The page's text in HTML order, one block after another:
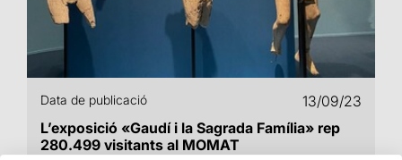
Data de publicació
13/09/23
L’exposició «Gaudí i la Sagrada Família» rep
280.499 visitants al MOMAT